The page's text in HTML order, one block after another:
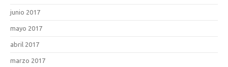
junio 2017
mayo 2017
abril 2017
marzo 2017